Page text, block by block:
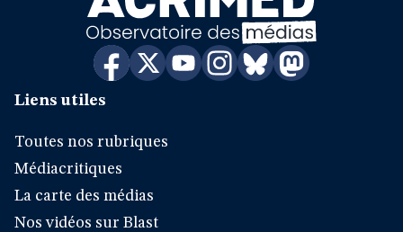
Liens utiles
Toutes nos rubriques
Médiacritiques
La carte des médias
Nos vidéos sur Blast